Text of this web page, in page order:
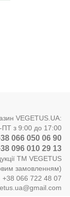
VEGETUS.UA:
з 9:00 до 17:00
066 050 06 90
096 010 29 13
ТМ VEGETUS
замовленням)
+38 066 722 48 07